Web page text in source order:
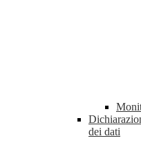
dei dati